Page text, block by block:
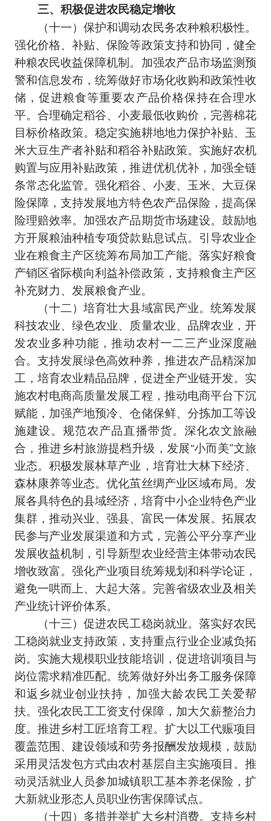
三、积极促进农民稳定增收
（十一）保护和调动农民务农种粮积极性。
强化价格、补贴、保险等政策支持和协同，健全
种粮农民收益保障机制。加强农产品市场监测预
警和信息发布，统筹做好市场化收购和政策性收
储，促进粮食等重要农产品价格保持在合理水
平。合理确定稻谷、小麦最低收购价，完善棉花
目标价格政策。稳定实施耕地地力保护补贴、玉
米大豆生产者补贴和稻谷补贴政策。实施好农机
购置与应用补贴政策，推进优机优补，加强全链
条常态化监管。强化稻谷、小麦、玉米、大豆保
险保障，支持发展地方特色农产品保险，提高保
险理赔效率。加强农产品期货市场建设。鼓励地
方开展粮油种植专项贷款贴息试点。引导农业企
业在粮食主产区统筹布局加工产能。落实好粮食
产销区省际横向利益补偿政策，支持粮食主产区
补充财力、发展粮食产业。
（十二）培育壮大县域富民产业。统筹发展
科技农业、绿色农业、质量农业、品牌农业，开
发农业多种功能，推动农村一二三产业深度融
合。支持发展绿色高效种养，推进农产品精深加
工，培育农业精品品牌，促进全产业链开发。实
施农村电商高质量发展工程，推动电商平台下沉
赋能，加强产地预冷、仓储保鲜、分拣加工等设
施建设。规范农产品直播带货。深化农文旅融
合，推进乡村旅游提档升级，发展“小而美”文旅
业态。积极发展林草产业，培育壮大林下经济、
森林康养等业态。优化茧丝绸产业区域布局。发
展各具特色的县域经济，培育中小企业特色产业
集群，推动兴业、强县、富民一体发展。拓展农
民参与产业发展渠道和方式，完善公平分享产业
发展收益机制，引导新型农业经营主体带动农民
增收致富。强化产业项目统筹规划和科学论证，
避免一哄而上、大起大落。完善省级农业及相关
产业统计评价体系。
（十三）促进农民工稳岗就业。落实好农民
工稳岗就业支持政策，支持重点行业企业减负拓
岗。实施大规模职业技能培训，促进培训项目与
岗位需求精准匹配。统筹做好外出务工服务保障
和返乡就业创业扶持，加强大龄农民工关爱帮
扶。强化农民工工资支付保障，加大欠薪整治力
度。推进乡村工匠培育工程。扩大以工代赈项目
覆盖范围、建设领域和劳务报酬发放规模，鼓励
采用灵活发包方式由农村基层自主实施项目。推
动灵活就业人员参加城镇职工基本养老保险，扩
大新就业形态人员职业伤害保障试点。
（十四）多措并举扩大乡村消费。支持乡村